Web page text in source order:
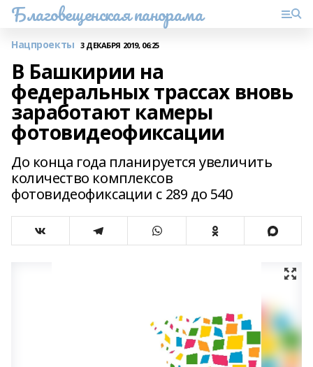
Благовещенская панорама
Нацпроекты 3 ДЕКАБРЯ 2019, 06:25
В Башкирии на
федеральных трассах вновь
заработают камеры
фотовидеофиксации
До конца года планируется увеличить
количество комплексов
фотовидеофиксации с 289 до 540